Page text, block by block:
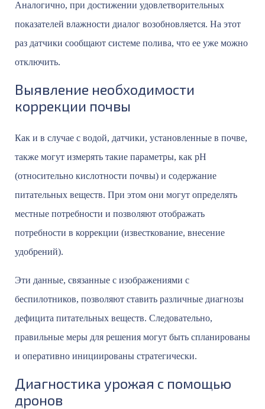
Аналогично, при достижении удовлетворительных
показателей влажности диалог возобновляется. На этот
раз датчики сообщают системе полива, что ее уже можно
отключить.
Выявление необходимости
коррекции почвы
Как и в случае с водой, датчики, установленные в почве,
также могут измерять такие параметры, как pH
(относительно кислотности почвы) и содержание
питательных веществ. При этом они могут определять
местные потребности и позволяют отображать
потребности в коррекции (известкование, внесение
удобрений).
Эти данные, связанные с изображениями с
беспилотников, позволяют ставить различные диагнозы
дефицита питательных веществ. Следовательно,
правильные меры для решения могут быть спланированы
и оперативно инициированы стратегически.
Диагностика урожая с помощью
дронов